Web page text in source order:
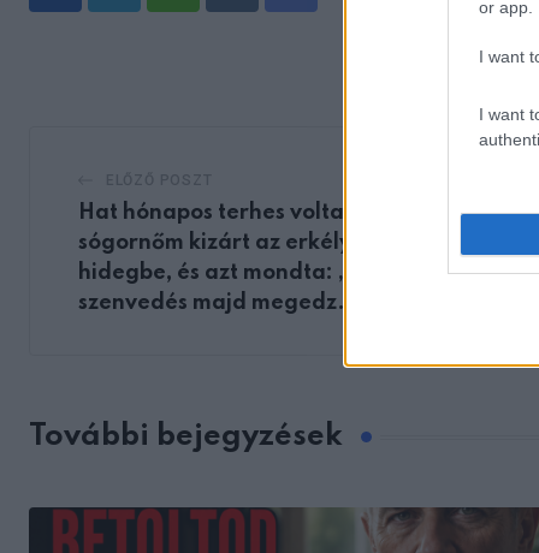
or app.
I want
I want
Hat hónapos terhes voltam, amikor a
sógornőm kizárt az erkélyre a jeges
hidegbe, és azt mondta: „Egy kis
szenvedés majd megedz.”
További bejegyzések